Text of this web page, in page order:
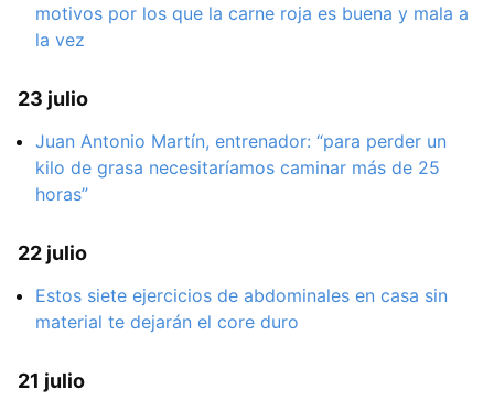
motivos por los que la carne roja es buena y mala a
la vez
23 julio
Juan Antonio Martín, entrenador: “para perder un
kilo de grasa necesitaríamos caminar más de 25
horas”
22 julio
Estos siete ejercicios de abdominales en casa sin
material te dejarán el core duro
21 julio